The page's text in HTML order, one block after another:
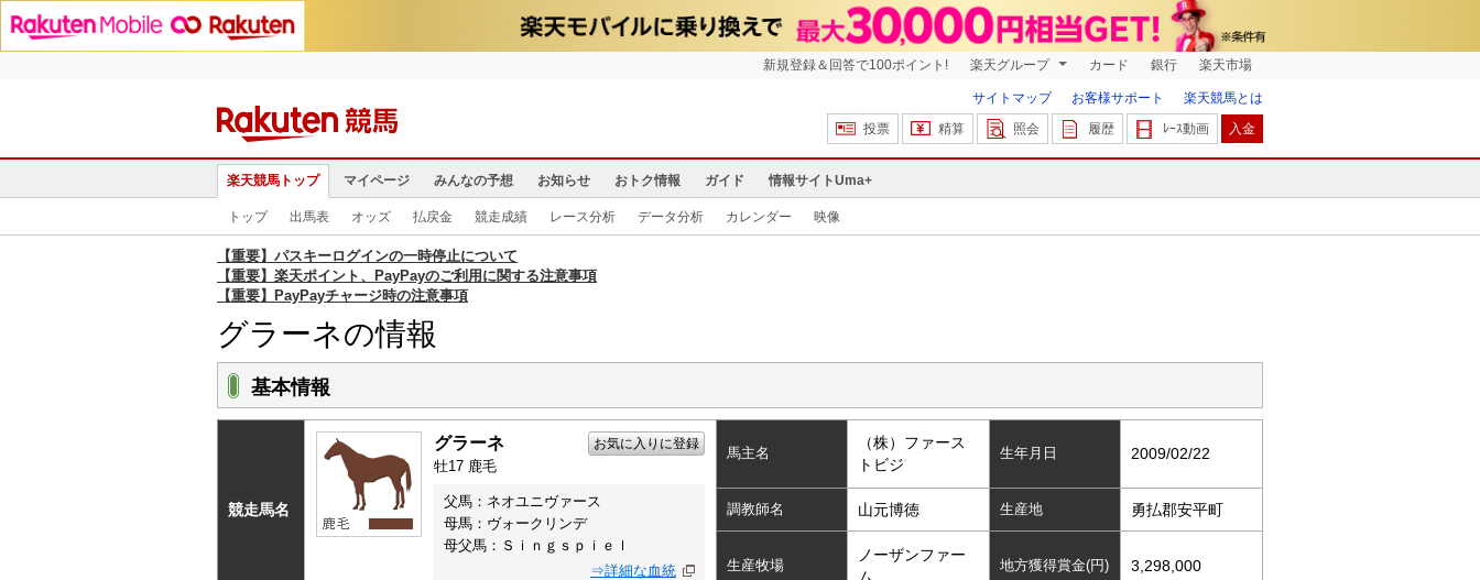
新規登録＆回答で100ポイント! 楽天グループ カード 銀行 楽天市場
サイトマップ お客様サポート
楽天競馬とは
投票
精算 照会 履歴 ﾚｰｽ動画 入金
楽天競馬トップ マイページ みんなの予想 お知らせ おトク情報 ガイド 情報サイトUma+
トップ 出馬表 オッズ 払戻金 競走成績 レース分析 データ分析 カレンダー 映像
【重要】パスキーログインの一時停止について
【重要】楽天ポイント、PayPayのご利用に関する注意事項
【重要】PayPayチャージ時の注意事項
グラーネの情報
基本情報
競走馬名
グラーネ お気に入りに登録
牡17 鹿毛
父馬：ネオユニヴァース
母馬：ヴォークリンデ
母父馬：Ｓｉｎｇｓｐｉｅｌ
⇒詳細な血統
馬主名
（株）ファース
トビジ
生年月日 2009/02/22
調教師名 山元博徳 生産地 勇払郡安平町
生産牧場
ノーザンファー
ム
地方獲得賞金(円) 3,298,000